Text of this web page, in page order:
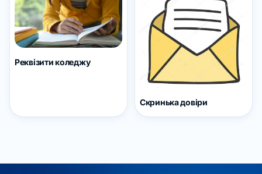
Реквізити коледжу
Скринька довіри